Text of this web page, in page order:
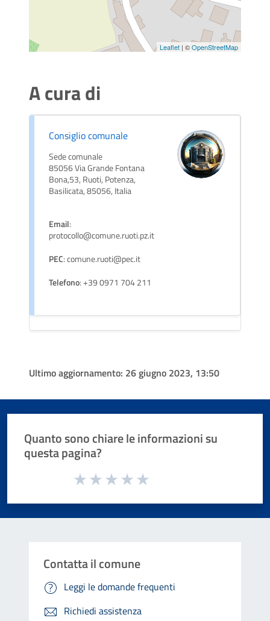
Leaflet | ©OpenStreetMap
A cura di
Consiglio comunale
Sede comunale
85056 Via Grande Fontana
Bona,53, Ruoti, Potenza,
Basilicata, 85056, Italia
Email:
protocollo@comune.ruoti.pz.it
PEC: comune.ruoti@pec.it
Telefono: +39 0971 704 211
Ultimo aggiornamento: 26 giugno 2023, 13:50
Quanto sono chiare le informazioni su
questa pagina?
Valuta da 1 a 5 stelle la pagina
Contatta il comune
Leggi le domande frequenti
Richiedi assistenza